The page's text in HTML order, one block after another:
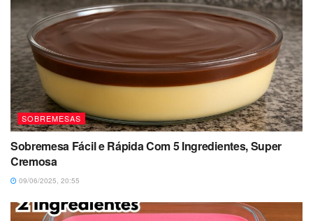
SOBREMESAS
Sobremesa Fácil e Rápida Com 5 Ingredientes, Super
Cremosa
09/06/2025, 20:55